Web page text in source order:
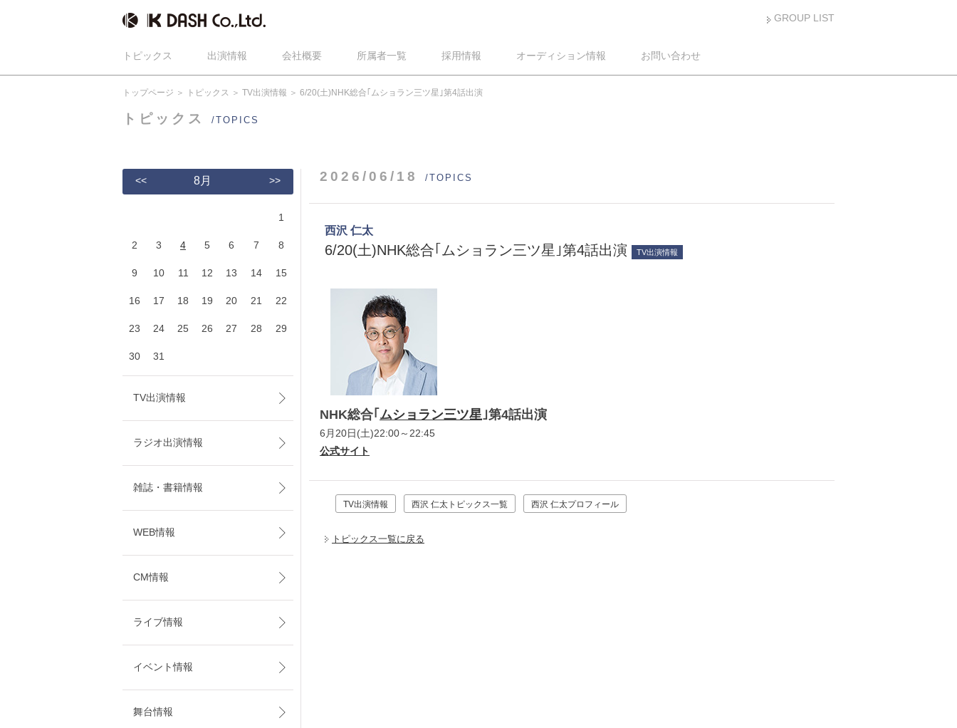
GROUP LIST
トピックス 出演情報 会社概要 所属者一覧 採用情報 オーディション情報 お問い合わせ
トップページ トピックス TV出演情報 6/20(土)NHK総合｢ムショラン三ツ星｣第4話出演
トピックス /TOPICS
2026/06/18 /TOPICS
西沢 仁太
6/20(土)NHK総合｢ムショラン三ツ星｣第4話出演 TV出演情報
NHK総合｢ ムショラン三ツ星｣第4話出演
6月20日(土)22:00～22:45
公式サイト
TV出演情報 西沢 仁太トピックス一覧 西沢 仁太プロフィール
トピックス一覧に戻る
<< 8月 >>
1
2 3 4 5 6 7 8
9 10 11 12 13 14 15
16 17 18 19 20 21 22
23 24 25 26 27 28 29
30 31
TV出演情報
ラジオ出演情報
雑誌・書籍情報
WEB情報
CM情報
ライブ情報
イベント情報
舞台情報